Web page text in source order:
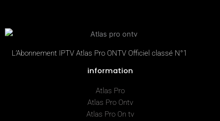
L’Abonnement IPTV Atlas Pro ONTV Officiel classé N°1
information
Atlas Pro
Atlas Pro Ontv
Atlas Pro On tv